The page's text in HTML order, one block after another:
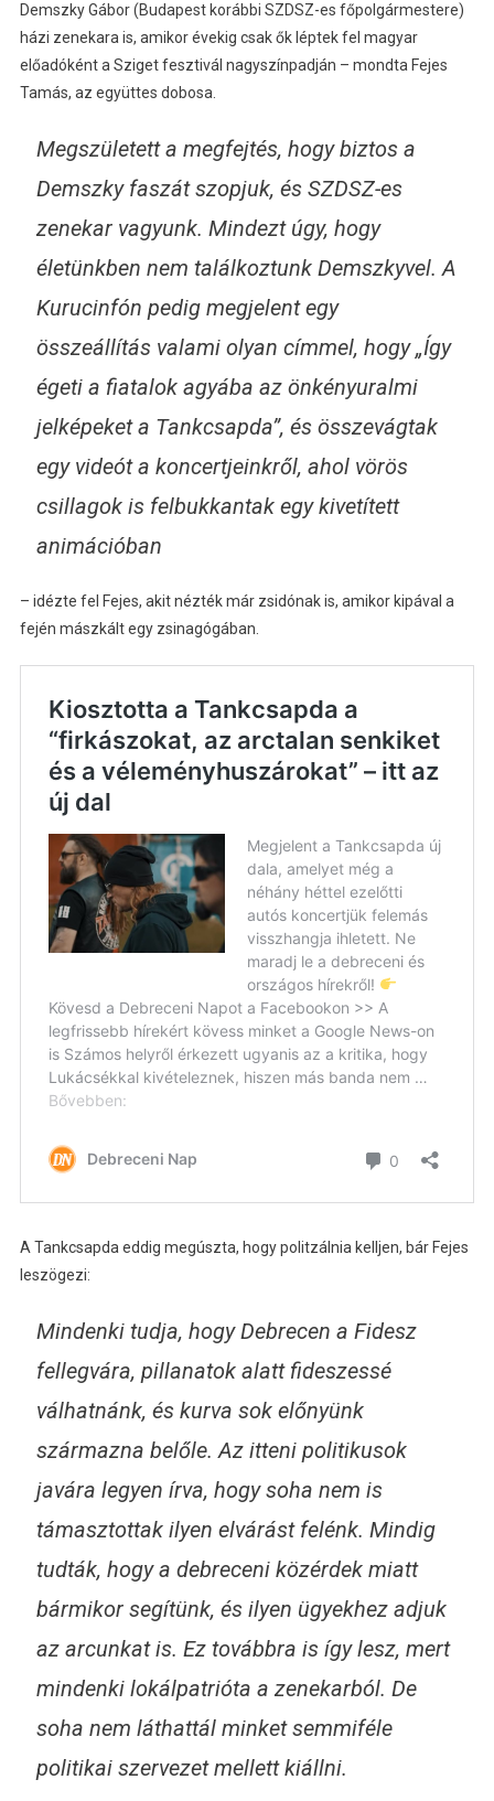
Demszky Gábor (Budapest korábbi SZDSZ-es főpolgármestere)
házi zenekara is, amikor évekig csak ők léptek fel magyar
előadóként a Sziget fesztivál nagyszínpadján – mondta Fejes
Tamás, az együttes dobosa.
Megszületett a megfejtés, hogy biztos a
Demszky faszát szopjuk, és SZDSZ-es
zenekar vagyunk. Mindezt úgy, hogy
életünkben nem találkoztunk Demszkyvel. A
Kurucinfón pedig megjelent egy
összeállítás valami olyan címmel, hogy „Így
égeti a fiatalok agyába az önkényuralmi
jelképeket a Tankcsapda”, és összevágtak
egy videót a koncertjeinkről, ahol vörös
csillagok is felbukkantak egy kivetített
animációban
– idézte fel Fejes, akit nézték már zsidónak is, amikor kipával a
fején mászkált egy zsinagógában.
A Tankcsapda eddig megúszta, hogy politzálnia kelljen, bár Fejes
leszögezi:
Mindenki tudja, hogy Debrecen a Fidesz
fellegvára, pillanatok alatt fideszessé
válhatnánk, és kurva sok előnyünk
származna belőle. Az itteni politikusok
javára legyen írva, hogy soha nem is
támasztottak ilyen elvárást felénk. Mindig
tudták, hogy a debreceni közérdek miatt
bármikor segítünk, és ilyen ügyekhez adjuk
az arcunkat is. Ez továbbra is így lesz, mert
mindenki lokálpatrióta a zenekarból. De
soha nem láthattál minket semmiféle
politikai szervezet mellett kiállni.